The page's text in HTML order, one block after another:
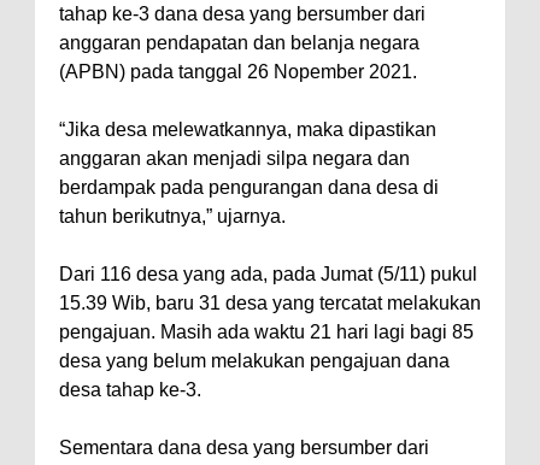
tahap ke-3 dana desa yang bersumber dari
anggaran pendapatan dan belanja negara
(APBN) pada tanggal 26 Nopember 2021.
“Jika desa melewatkannya, maka dipastikan
anggaran akan menjadi silpa negara dan
berdampak pada pengurangan dana desa di
tahun berikutnya,” ujarnya.
Dari 116 desa yang ada, pada Jumat (5/11) pukul
15.39 Wib, baru 31 desa yang tercatat melakukan
pengajuan. Masih ada waktu 21 hari lagi bagi 85
desa yang belum melakukan pengajuan dana
desa tahap ke-3.
Sementara dana desa yang bersumber dari